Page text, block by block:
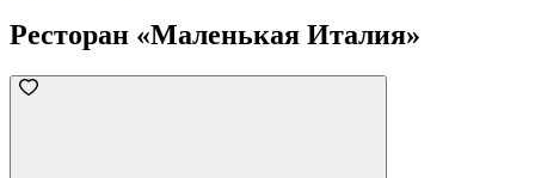
Ресторан «Маленькая Италия»